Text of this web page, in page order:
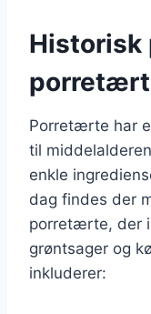
Historisk
Porretærte har
til
enkle
dag findes der
porretærte, der
grøntsager og
inkluderer: